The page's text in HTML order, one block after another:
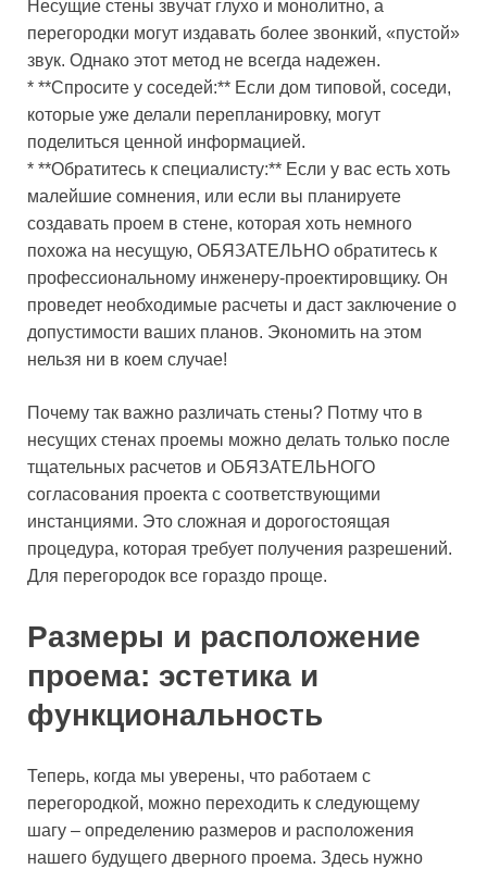
Несущие стены звучат глухо и монолитно, а
перегородки могут издавать более звонкий, «пустой»
звук. Однако этот метод не всегда надежен.
* **Спросите у соседей:** Если дом типовой, соседи,
которые уже делали перепланировку, могут
поделиться ценной информацией.
* **Обратитесь к специалисту:** Если у вас есть хоть
малейшие сомнения, или если вы планируете
создавать проем в стене, которая хоть немного
похожа на несущую, ОБЯЗАТЕЛЬНО обратитесь к
профессиональному инженеру-проектировщику. Он
проведет необходимые расчеты и даст заключение о
допустимости ваших планов. Экономить на этом
нельзя ни в коем случае!
Почему так важно различать стены? Потму что в
несущих стенах проемы можно делать только после
тщательных расчетов и ОБЯЗАТЕЛЬНОГО
согласования проекта с соответствующими
инстанциями. Это сложная и дорогостоящая
процедура, которая требует получения разрешений.
Для перегородок все гораздо проще.
Размеры и расположение
проема: эстетика и
функциональность
Теперь, когда мы уверены, что работаем с
перегородкой, можно переходить к следующему
шагу – определению размеров и расположения
нашего будущего дверного проема. Здесь нужно